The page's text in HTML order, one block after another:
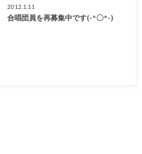
2012.1.11
合唱団員を再募集中です(-^〇^-)